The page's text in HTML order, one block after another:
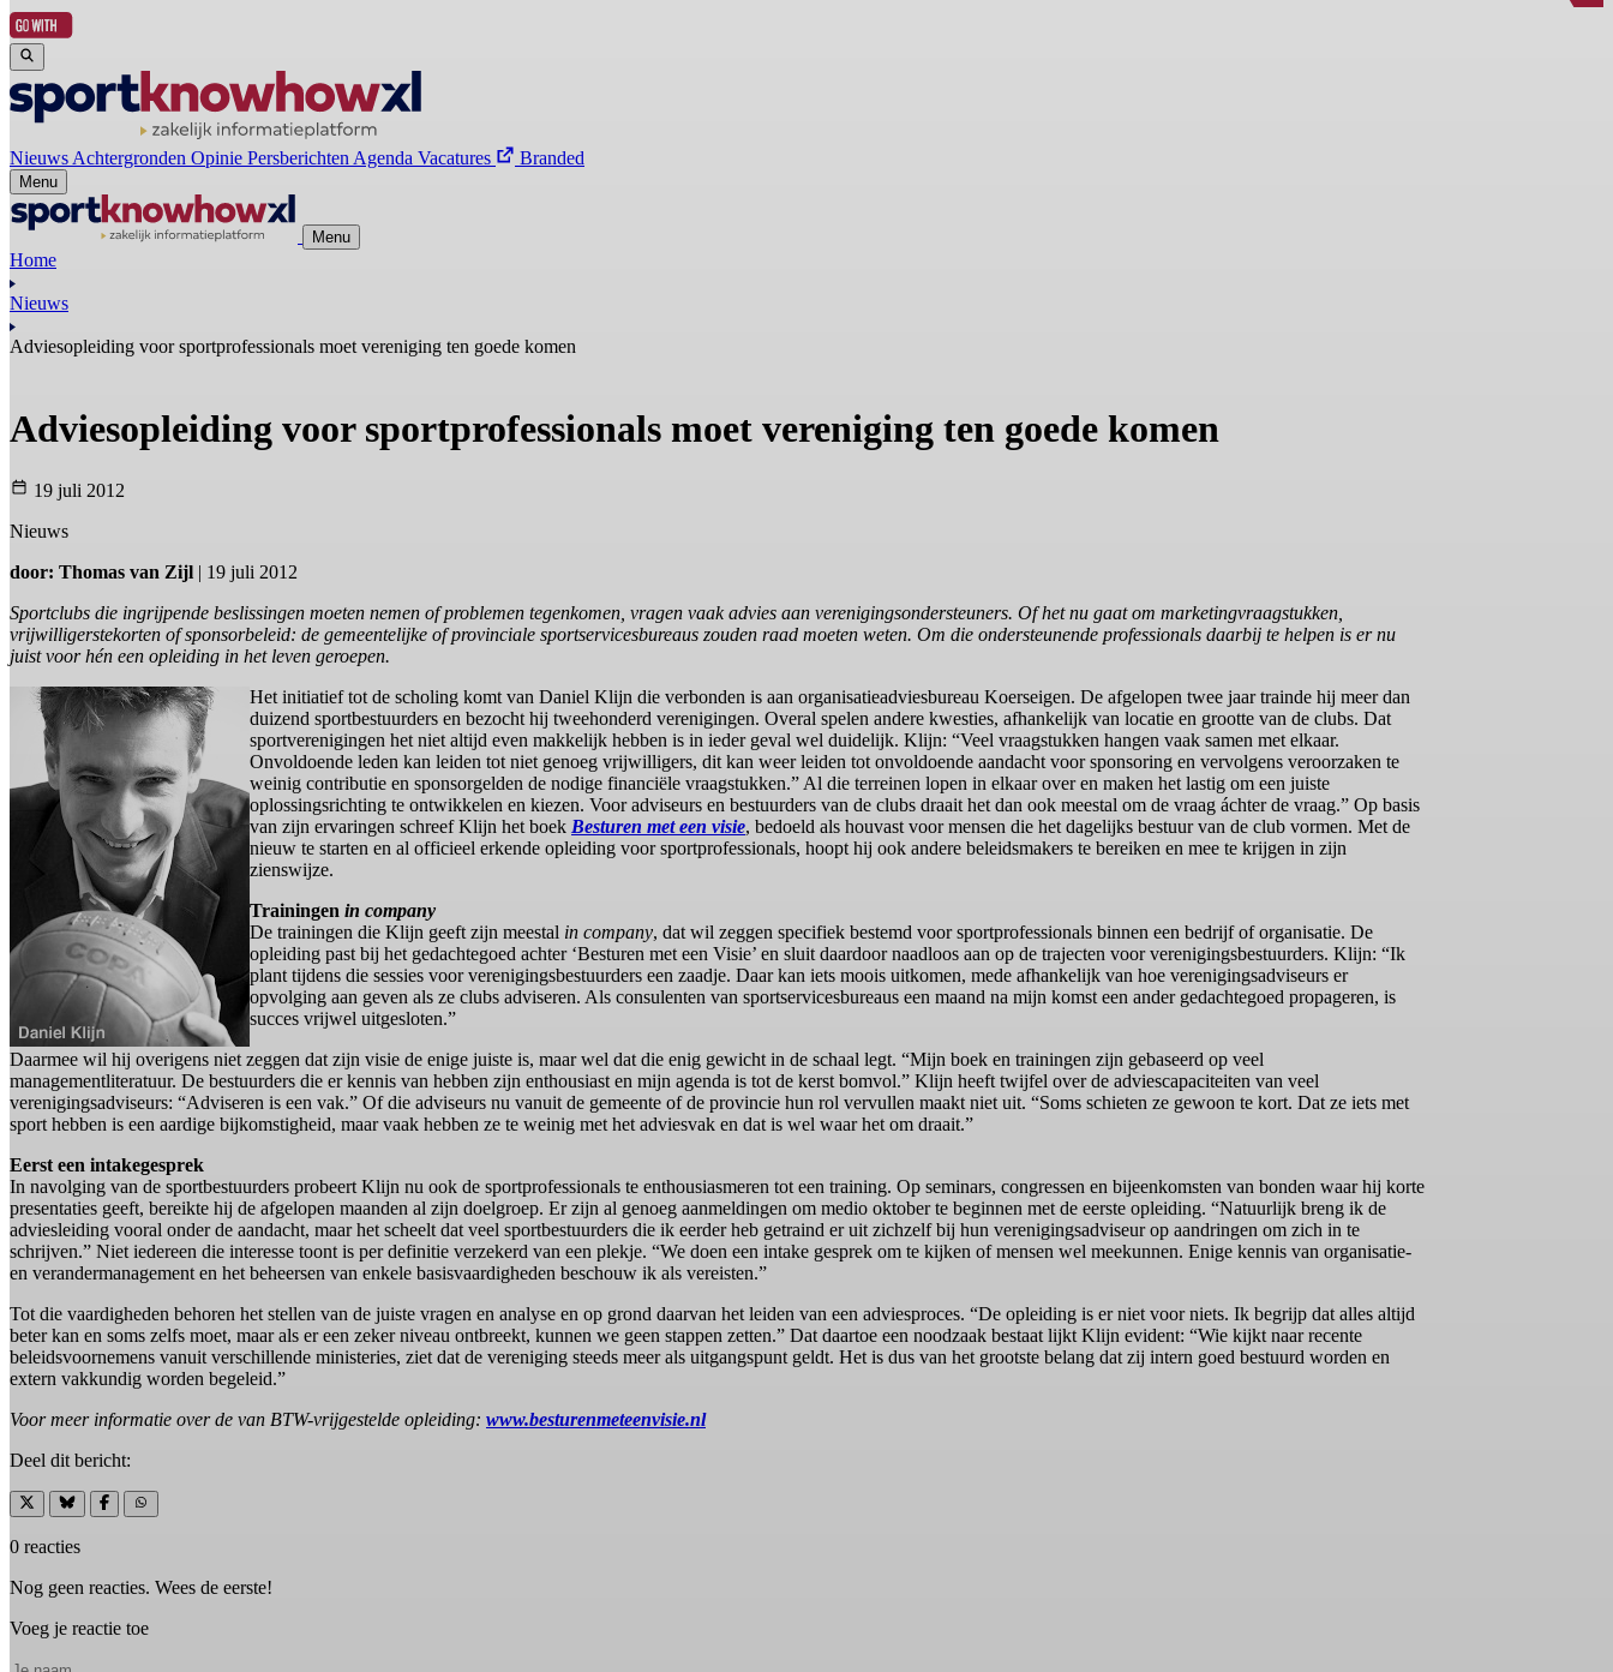
Nieuws Achtergronden Opinie Persberichten Agenda Vacatures Branded
Menu
Menu
Home
Nieuws
Adviesopleiding voor sportprofessionals moet vereniging ten goede komen
Adviesopleiding voor sportprofessionals moet vereniging ten goede komen
19 juli 2012
Nieuws
door: Thomas van Zijl | 19 juli 2012
Sportclubs die ingrijpende beslissingen moeten nemen of problemen tegenkomen, vragen vaak advies aan verenigingsondersteuners. Of het nu gaat om marketingvraagstukken,
vrijwilligerstekorten of sponsorbeleid: de gemeentelijke of provinciale sportservicesbureaus zouden raad moeten weten. Om die ondersteunende professionals daarbij te helpen is er nu
juist voor hén een opleiding in het leven geroepen.
Het initiatief tot de scholing komt van Daniel Klijn die verbonden is aan organisatieadviesbureau Koerseigen. De afgelopen twee jaar trainde hij meer dan
duizend sportbestuurders en bezocht hij tweehonderd verenigingen. Overal spelen andere kwesties, afhankelijk van locatie en grootte van de clubs. Dat
sportverenigingen het niet altijd even makkelijk hebben is in ieder geval wel duidelijk. Klijn: “Veel vraagstukken hangen vaak samen met elkaar.
Onvoldoende leden kan leiden tot niet genoeg vrijwilligers, dit kan weer leiden tot onvoldoende aandacht voor sponsoring en vervolgens veroorzaken te
weinig contributie en sponsorgelden de nodige financiële vraagstukken.” Al die terreinen lopen in elkaar over en maken het lastig om een juiste
oplossingsrichting te ontwikkelen en kiezen. Voor adviseurs en bestuurders van de clubs draait het dan ook meestal om de vraag áchter de vraag.” Op basis
van zijn ervaringen schreef Klijn het boek Besturen met een visie, bedoeld als houvast voor mensen die het dagelijks bestuur van de club vormen. Met de
nieuw te starten en al officieel erkende opleiding voor sportprofessionals, hoopt hij ook andere beleidsmakers te bereiken en mee te krijgen in zijn
zienswijze.
Trainingen in company
De trainingen die Klijn geeft zijn meestal in company, dat wil zeggen specifiek bestemd voor sportprofessionals binnen een bedrijf of organisatie. De
opleiding past bij het gedachtegoed achter ‘Besturen met een Visie’ en sluit daardoor naadloos aan op de trajecten voor verenigingsbestuurders. Klijn: “Ik
plant tijdens die sessies voor verenigingsbestuurders een zaadje. Daar kan iets moois uitkomen, mede afhankelijk van hoe verenigingsadviseurs er
opvolging aan geven als ze clubs adviseren. Als consulenten van sportservicesbureaus een maand na mijn komst een ander gedachtegoed propageren, is
succes vrijwel uitgesloten.”
Daarmee wil hij overigens niet zeggen dat zijn visie de enige juiste is, maar wel dat die enig gewicht in de schaal legt. “Mijn boek en trainingen zijn gebaseerd op veel
managementliteratuur. De bestuurders die er kennis van hebben zijn enthousiast en mijn agenda is tot de kerst bomvol.” Klijn heeft twijfel over de adviescapaciteiten van veel
verenigingsadviseurs: “Adviseren is een vak.” Of die adviseurs nu vanuit de gemeente of de provincie hun rol vervullen maakt niet uit. “Soms schieten ze gewoon te kort. Dat ze iets met
sport hebben is een aardige bijkomstigheid, maar vaak hebben ze te weinig met het adviesvak en dat is wel waar het om draait.”
Eerst een intakegesprek
In navolging van de sportbestuurders probeert Klijn nu ook de sportprofessionals te enthousiasmeren tot een training. Op seminars, congressen en bijeenkomsten van bonden waar hij korte
presentaties geeft, bereikte hij de afgelopen maanden al zijn doelgroep. Er zijn al genoeg aanmeldingen om medio oktober te beginnen met de eerste opleiding. “Natuurlijk breng ik de
adviesleiding vooral onder de aandacht, maar het scheelt dat veel sportbestuurders die ik eerder heb getraind er uit zichzelf bij hun verenigingsadviseur op aandringen om zich in te
schrijven.” Niet iedereen die interesse toont is per definitie verzekerd van een plekje. “We doen een intake gesprek om te kijken of mensen wel meekunnen. Enige kennis van organisatie-
en verandermanagement en het beheersen van enkele basisvaardigheden beschouw ik als vereisten.”
Tot die vaardigheden behoren het stellen van de juiste vragen en analyse en op grond daarvan het leiden van een adviesproces. “De opleiding is er niet voor niets. Ik begrijp dat alles altijd
beter kan en soms zelfs moet, maar als er een zeker niveau ontbreekt, kunnen we geen stappen zetten.” Dat daartoe een noodzaak bestaat lijkt Klijn evident: “Wie kijkt naar recente
beleidsvoornemens vanuit verschillende ministeries, ziet dat de vereniging steeds meer als uitgangspunt geldt. Het is dus van het grootste belang dat zij intern goed bestuurd worden en
extern vakkundig worden begeleid.”
Voor meer informatie over de van BTW-vrijgestelde opleiding: www.besturenmeteenvisie.nl
Deel dit bericht:
0 reacties
Nog geen reacties. Wees de eerste!
Voeg je reactie toe